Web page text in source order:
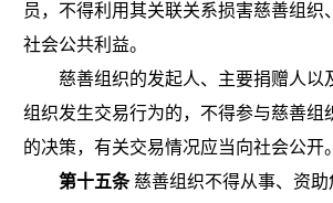
员，不得利用其关联关系损害慈善组织
社会公共利益。
慈善组织的发起人、主要捐赠人以
组织发生交易行为的，不得参与慈善组
的决策，有关交易情况应当向社会公开。
第十五条 慈善组织不得从事、资